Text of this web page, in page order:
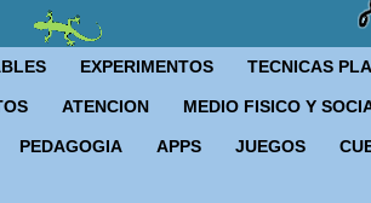
EXPERIMENTOS TECNICAS
ATENCION MEDIO FISICO Y
PEDAGOGIA APPS JUEGOS